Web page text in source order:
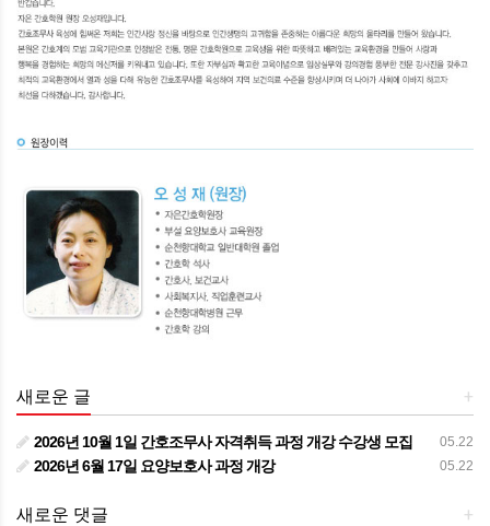
+
새로운 글
05.22
2026년 10월 1일 간호조무사 자격취득 과정 개강 수강생 모집
05.22
2026년 6월 17일 요양보호사 과정 개강
+
새로운 댓글